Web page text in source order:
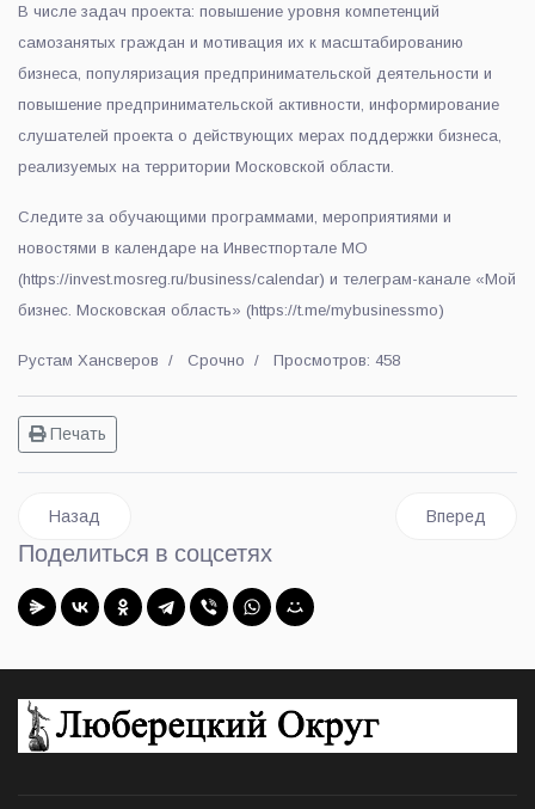
В числе задач проекта: повышение уровня компетенций
самозанятых граждан и мотивация их к масштабированию
бизнеса, популяризация предпринимательской деятельности и
повышение предпринимательской активности, информирование
слушателей проекта о действующих мерах поддержки бизнеса,
реализуемых на территории Московской области.
Следите за обучающими программами, мероприятиями и
новостями в календаре на Инвестпортале МО
(https://invest.mosreg.ru/business/calendar) и телеграм-канале «Мой
бизнес. Московская область» (https://t.me/mybusinessmo)
Рустам Хансверов Срочно Просмотров: 458
Печать
Предыдущий: Напиши пьесу, которую поставят на большой
Назад Следующий:
Вперед
Поделиться в соцсетях